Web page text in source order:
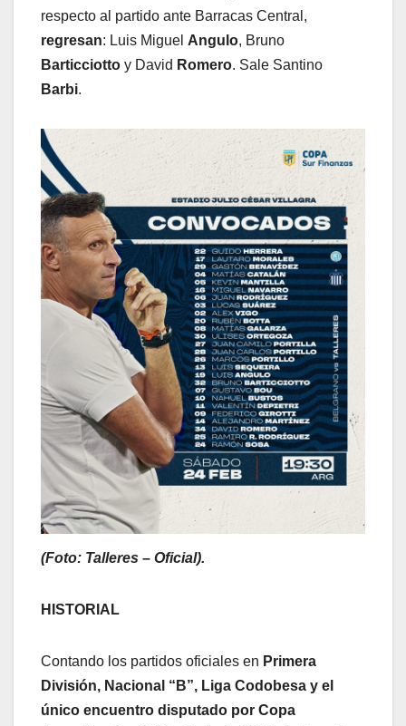
respecto al partido ante Barracas Central,
regresan: Luis Miguel Angulo, Bruno
Barticciotto y David Romero. Sale Santino
Barbi.
(Foto: Talleres – Oficial).
HISTORIAL
Contando los partidos oficiales en Primera
División, Nacional “B”, Liga Codobesa y el
único encuentro disputado por Copa